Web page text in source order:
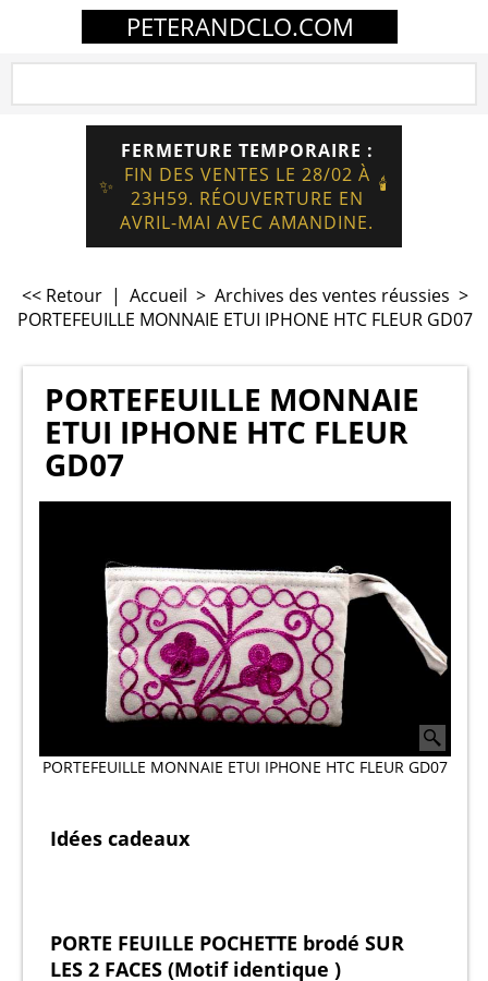
PETERANDCLO.COM
✨
FERMETURE TEMPORAIRE :
FIN DES VENTES LE 28/02 À
23H59. RÉOUVERTURE EN
AVRIL-MAI AVEC AMANDINE.
🕯️
<< Retour | Accueil > Archives des ventes réussies >
PORTEFEUILLE MONNAIE ETUI IPHONE HTC FLEUR GD07
PORTEFEUILLE MONNAIE
ETUI IPHONE HTC FLEUR
GD07
PORTEFEUILLE MONNAIE ETUI IPHONE HTC FLEUR GD07
Idées cadeaux
PORTE FEUILLE POCHETTE brodé SUR
LES 2 FACES (Motif identique )